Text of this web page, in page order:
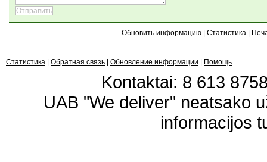
Обновить информацию Статистика
Статистика Обратная связь Обновление информации Помощь
Kontaktai: 8 613
UAB "We deliver" neatsako
informacijos